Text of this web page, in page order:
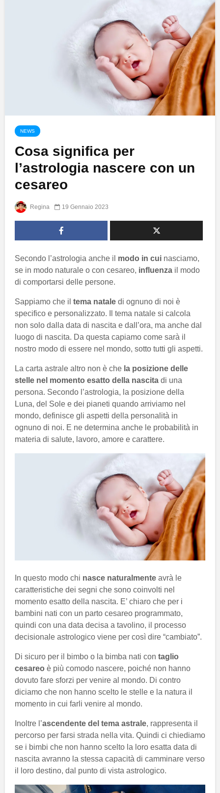
NEWS
Cosa significa per
l’astrologia nascere con un
cesareo
Regina 19 Gennaio 2023
Secondo l’astrologia anche il modo in cui nasciamo,
se in modo naturale o con cesareo, influenza il modo
di comportarsi delle persone.
Sappiamo che il tema natale di ognuno di noi è
specifico e personalizzato. Il tema natale si calcola
non solo dalla data di nascita e dall’ora, ma anche dal
luogo di nascita. Da questa capiamo come sarà il
nostro modo di essere nel mondo, sotto tutti gli aspetti.
La carta astrale altro non è che la posizione delle
stelle nel momento esatto della nascita di una
persona. Secondo l’astrologia, la posizione della
Luna, del Sole e dei pianeti quando arriviamo nel
mondo, definisce gli aspetti della personalità in
ognuno di noi. E ne determina anche le probabilità in
materia di salute, lavoro, amore e carattere.
In questo modo chi nasce naturalmente avrà le
caratteristiche dei segni che sono coinvolti nel
momento esatto della nascita. E’ chiaro che per i
bambini nati con un parto cesareo programmato,
quindi con una data decisa a tavolino, il processo
decisionale astrologico viene per così dire “cambiato”.
Di sicuro per il bimbo o la bimba nati con taglio
cesareo è più comodo nascere, poiché non hanno
dovuto fare sforzi per venire al mondo. Di contro
diciamo che non hanno scelto le stelle e la natura il
momento in cui farli venire al mondo.
Inoltre l’ascendente del tema astrale, rappresenta il
percorso per farsi strada nella vita. Quindi ci chiediamo
se i bimbi che non hanno scelto la loro esatta data di
nascita avranno la stessa capacità di camminare verso
il loro destino, dal punto di vista astrologico.